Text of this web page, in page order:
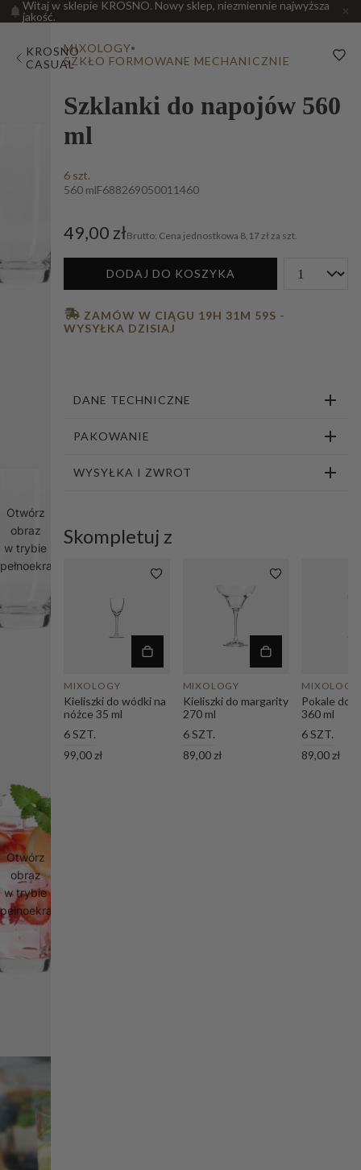
Witaj w sklepie KROSNO. Nowy sklep, niezmiennie najwyższa
jakość.
KROSNO
CASUAL
Otwórz
obraz
w trybie
pełnoekranowym
Otwórz
obraz
w trybie
pełnoekranowym
MIXOLOGY
SZKŁO FORMOWANE MECHANICZNIE
Szklanki do napojów 560
ml
6 szt.
560 mlF688269050011460
49,00 zł Cena jednostkowa 8,17 zł za szt.
DODAJ DO KOSZYKA
DANE TECHNICZNE
PAKOWANIE
WYSYŁKA I ZWROT
Skompletuj z
MIXOLOGY
Kieliszki do wódki na
nóżce 35 ml
6 SZT.
99,00 zł
MIXOLOGY
Kieliszki do margarity
270 ml
6 SZT.
89,00 zł
MIXOLOGY
Pokale do
360 ml
6 SZT.
89,00 zł
ZAMÓW W CIĄGU 19H 31M 58S -
WYSYŁKA DZISIAJ